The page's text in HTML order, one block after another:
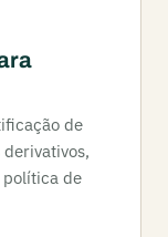
de
política de